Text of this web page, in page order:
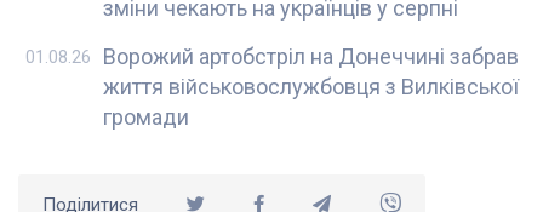
зміни чекають на українців у серпні
Ворожий артобстріл на Донеччині забрав
життя військовослужбовця з Вилківської
громади
01.08.26
Поділитися